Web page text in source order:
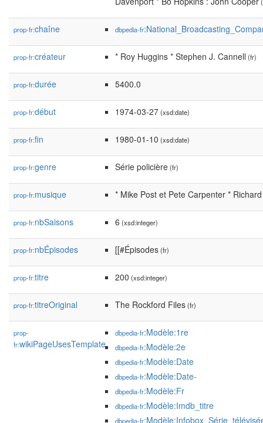
prop-fr:chaîne dbpedia-fr
prop-fr:créateur * Roy Huggins * Stephen J. Cannell (fr)
prop-fr:durée 5400.0
prop-fr:début 1974-03-27(xsd:date)
prop-fr:fin 1980-01-10 (xsd:date)
prop-fr:genre Série policière(fr)
prop-fr:musique * Mike Post et Pete Carpenter *
prop-fr:nbSaisons 6 (xsd:integer)
prop-fr:nbÉpisodes [[#Épisodes(fr)
prop-fr:titre 200 (xsd:integer)
prop-fr:titreOriginal The Rockford Files(fr)
prop-
fr:wikiPageUsesTemplate
dbpedia-fr:Modèle:1re
dbpedia-fr:Modèle:2e
dbpedia-fr:Modèle:Date
dbpedia-fr:Modèle:Date-
dbpedia-fr:Modèle:Fr
dbpedia-fr:Modèle:Imdb_titre
dbpedia-fr